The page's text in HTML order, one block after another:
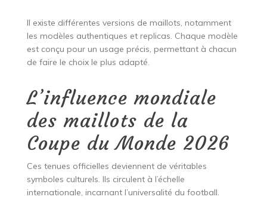
Il existe différentes versions de maillots, notamment
les modèles authentiques et replicas. Chaque modèle
est conçu pour un usage précis, permettant à chacun
de faire le choix le plus adapté.
L’influence mondiale
des maillots de la
Coupe du Monde 2026
Ces tenues officielles deviennent de véritables
symboles culturels. Ils circulent à l’échelle
internationale, incarnant l’universalité du football.